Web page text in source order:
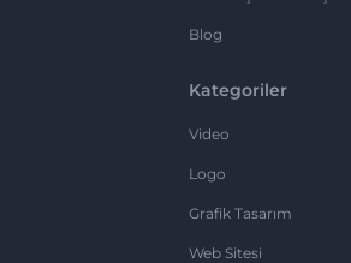
Blog
Kategoriler
Video
Logo
Grafik Tasarım
Web Sitesi